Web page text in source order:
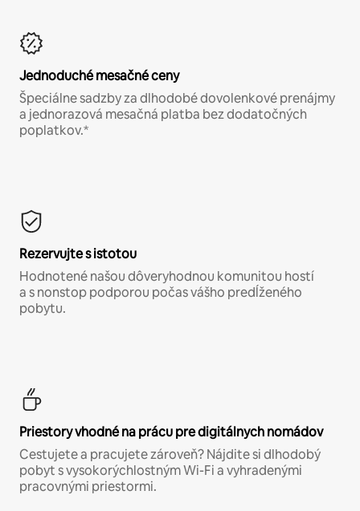
Jednoduché mesačné ceny
Špeciálne sadzby za dlhodobé dovolenkové prenájmy
a jednorazová mesačná platba bez dodatočných
poplatkov.*
Rezervujte s istotou
Hodnotené našou dôveryhodnou komunitou hostí
a s nonstop podporou počas vášho predĺženého
pobytu.
Priestory vhodné na prácu pre digitálnych nomádov
Cestujete a pracujete zároveň? Nájdite si dlhodobý
pobyt s vysokorýchlostným Wi-Fi a vyhradenými
pracovnými priestormi.